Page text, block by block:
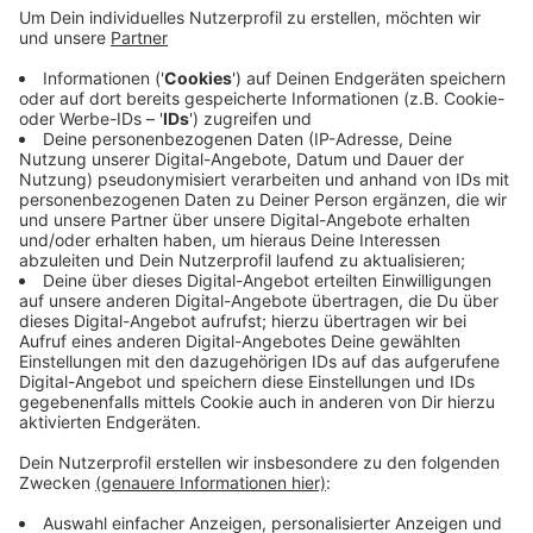
Anzeige
In den letzten Tagen ist das Wasser eingelassen
worden. Jetzt folgt noch eine Befestigung mit Kies
und die Bepflanzung. Die alte Plane im Teich war porös
geworden. Die Stadt konnte sich einen Austausch aber
nicht leisten. Deshalb war eigentlich geplant, den
Teich in eine Grünfläche umzuwandeln. Jetzt kommen
laut Stadt die nötigen 19.000 Euro über Sponsoren.
Anzeige
Anzeige